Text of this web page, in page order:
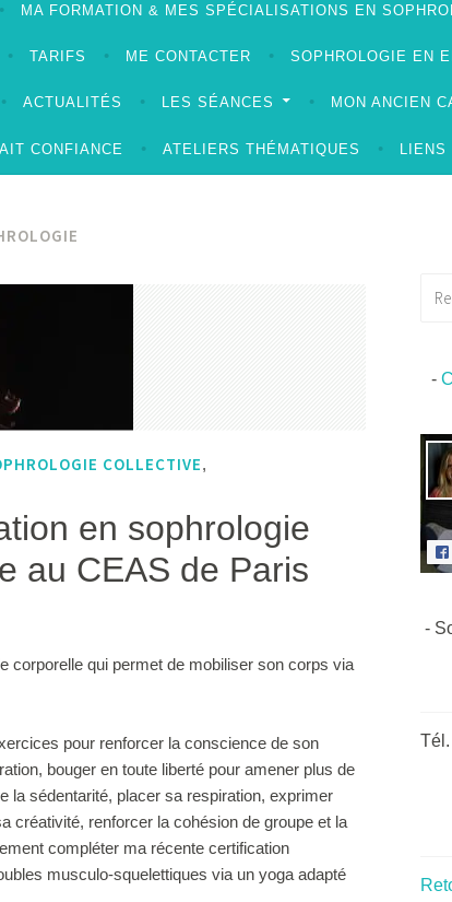
MA FORMATION & MES SPÉCIALISATIONS EN
TARIFS ME CONTACTER SOPHROLOGIE EN
ACTUALITÉS LES SÉANCES MON ANCIEN
CONFIANCE ATELIERS THÉMATIQUES LIENS
COLLECTIVE,
en sophrologie
au CEAS de Paris
corporelle qui permet de mobiliser son corps via
pour renforcer la conscience de son
bouger en toute liberté pour amener plus de
la sédentarité, placer sa respiration, exprimer
créativité, renforcer la cohésion de groupe et la
compléter ma récente certification
musculo-squelettiques via un yoga adapté
-
-